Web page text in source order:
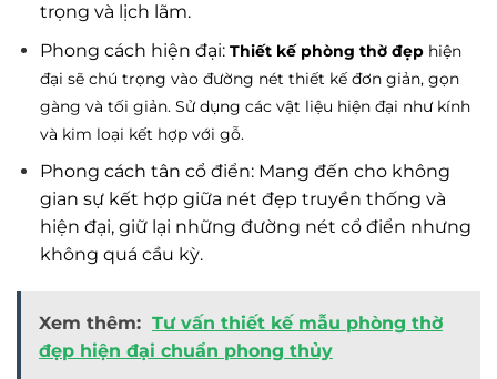
trọng và lịch lãm.
Phong cách hiện đại: Thiết kế phòng thờ đẹphiện
đại sẽ chú trọng vào đường nét thiết kế đơn giản, gọn
gàng và tối giản. Sử dụng các vật liệu hiện đại như kính
và kim loại kết hợp với gỗ.
Phong cách tân cổ điển: Mang đến cho không
gian sự kết hợp giữa nét đẹp truyền thống và
hiện đại, giữ lại những đường nét cổ điển nhưng
không quá cầu kỳ.
Xem thêm: Tư vấn thiết kế mẫu phòng thờ
đẹp hiện đại chuẩn phong thủy